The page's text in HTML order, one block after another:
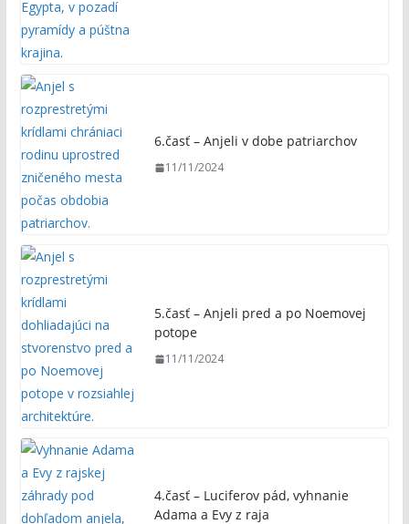
6.časť – Anjeli v dobe patriarchov
11/11/2024
5.časť – Anjeli pred a po Noemovej
potope
11/11/2024
4.časť – Luciferov pád, vyhnanie
Adama a Evy z raja